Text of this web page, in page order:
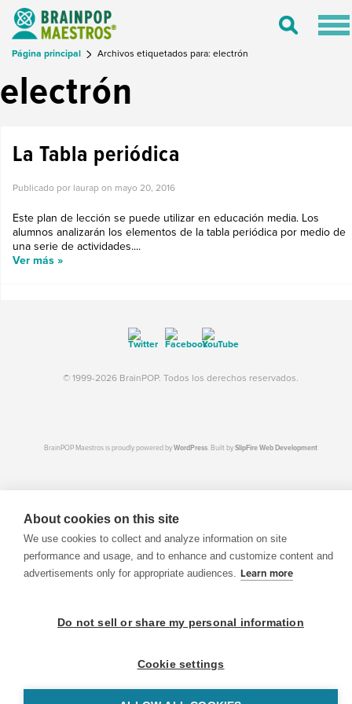
Toggle
Página principal Archivos etiquetados para: electrón
electrón
La Tabla periódica
Publicado por laurap on mayo 20, 2016
Este plan de lección se puede utilizar en educación media. Los
alumnos analizarán los elementos de la tabla periódica por medio de
una serie de actividades....
Ver más »
© 1999-2026 BrainPOP. Todos los derechos reservados.
BrainPOP Maestros is proudly powered byWordPress. Built bySlipFire Web Development
About cookies on this site
We use cookies to collect and analyze information on site
performance and usage, and to enhance and customize content and
advertisements only for appropriate audiences. Learn more
Do not sell or share my personal information
Cookie settings